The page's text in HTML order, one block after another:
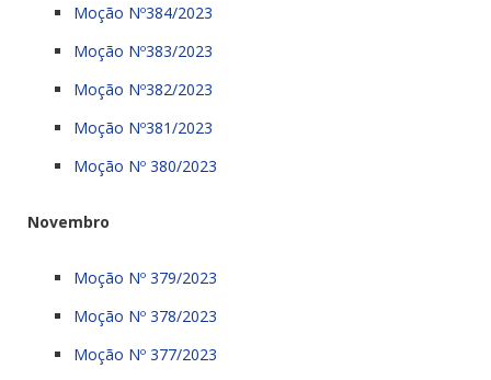
Moção Nº384/2023
Moção Nº383/2023
Moção Nº382/2023
Moção Nº381/2023
Moção Nº 380/2023
Novembro
Moção Nº 379/2023
Moção Nº 378/2023
Moção Nº 377/2023